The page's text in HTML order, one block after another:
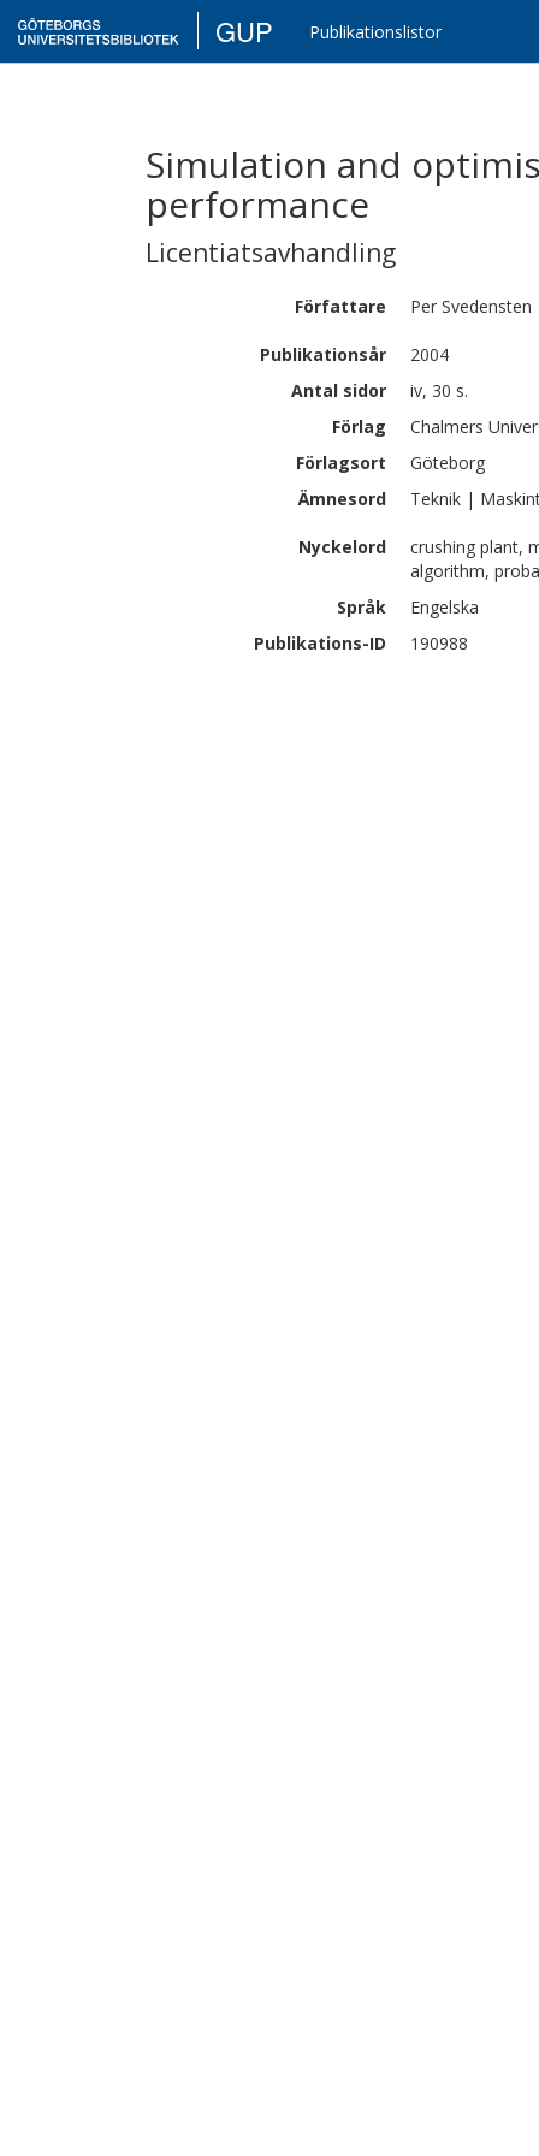
GUP Publikationslistor
Simulation and
performance
Licentiatsavhandling
Författare Per Svedensten
Publikationsår
2004
Antal sidor
iv, 30 s.
Förlag
Chalmers
Förlagsort
Göteborg
Ämnesord
Teknik |
Nyckelord
crushing plant,
algorithm,
Språk
Engelska
Publikations-ID
190988